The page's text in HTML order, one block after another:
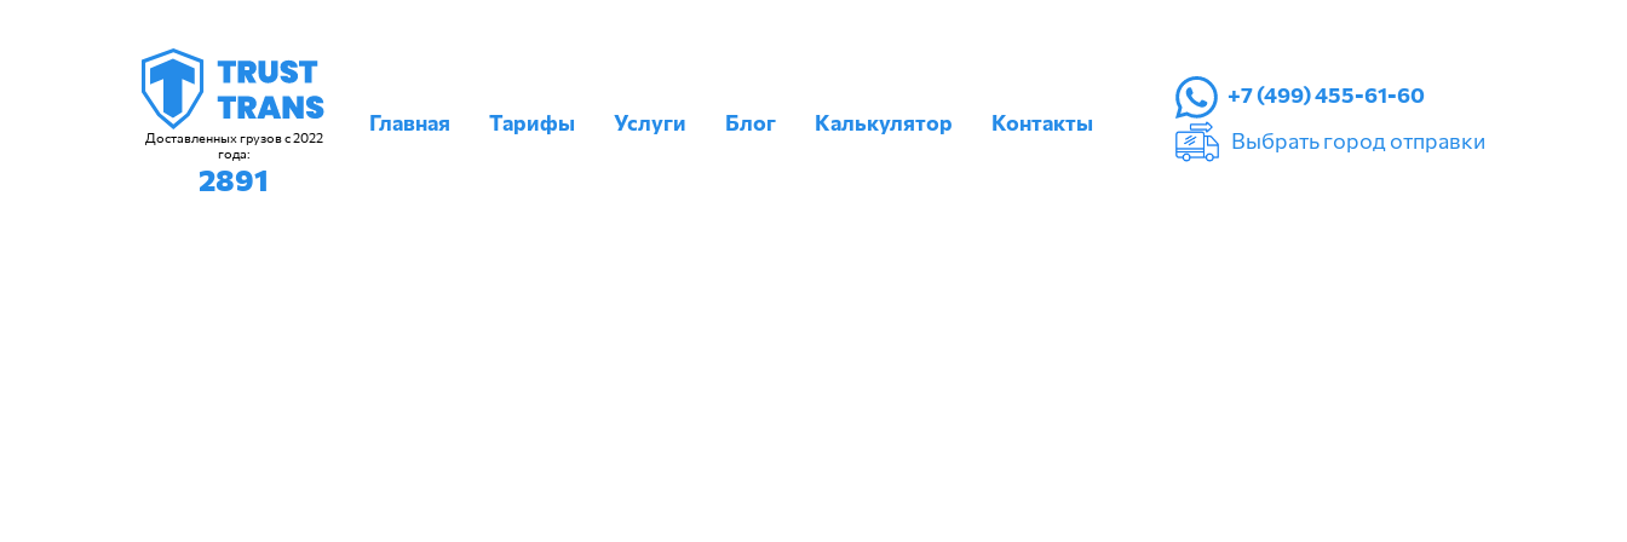
Доставленных грузов с 2022
года:
2891
Главная Тарифы Услуги Блог Калькулятор Контакты
+7 (499) 455-61-60
Выбрать город отправки